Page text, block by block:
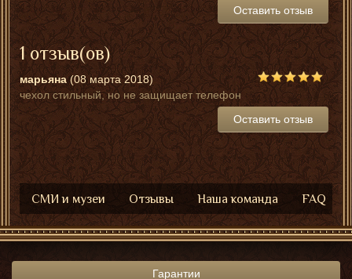
Оставить отзыв
1 отзыв(ов)
марьяна (08 марта 2018)
чехол стильный, но не защищает телефон
Оставить отзыв
СМИ и музеи Отзывы Наша команда FAQ
Гарантии